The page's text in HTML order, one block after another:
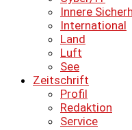
Innere
International
Land
Luft
See
Zeitschrift
Profil
Redaktion
Service